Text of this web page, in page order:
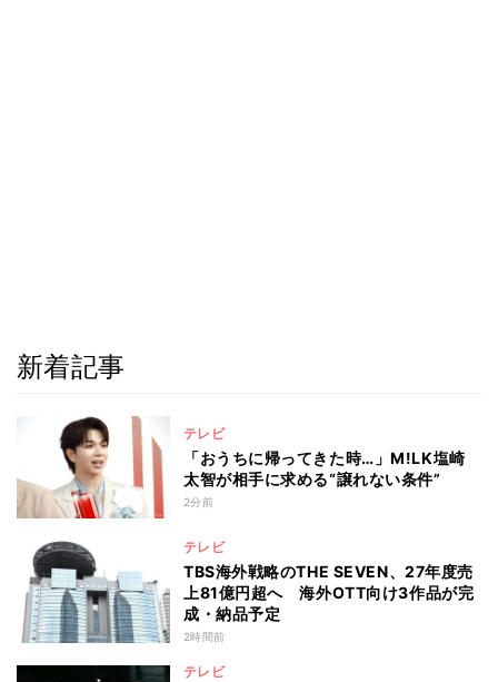
新着記事
テレビ
「おうちに帰ってきた時…」M!LK塩崎
太智が相手に求める“譲れない条件”
2分前
テレビ
TBS海外戦略のTHE SEVEN、27年度売
上81億円超へ 海外OTT向け3作品が完
成・納品予定
2時間前
テレビ